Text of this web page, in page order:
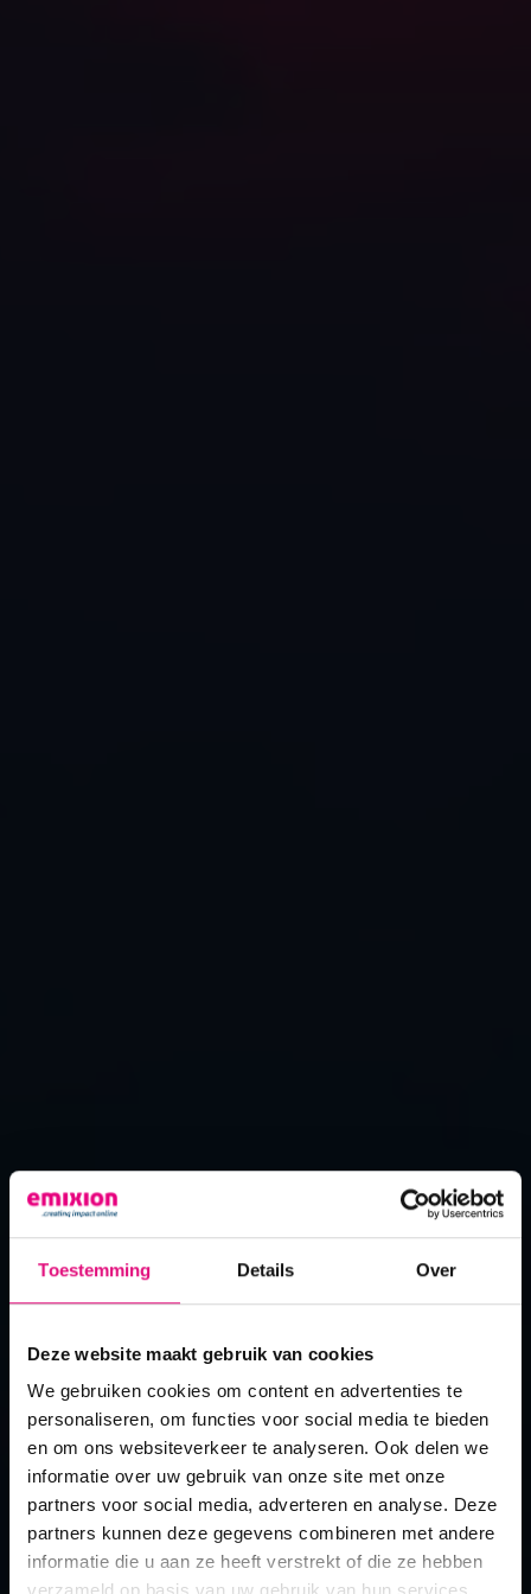
Toestemming Details Over
Deze website maakt gebruik van cookies
We gebruiken cookies om content en advertenties te
personaliseren, om functies voor social media te bieden
en om ons websiteverkeer te analyseren. Ook delen we
informatie over uw gebruik van onze site met onze
partners voor social media, adverteren en analyse. Deze
partners kunnen deze gegevens combineren met andere
informatie die u aan ze heeft verstrekt of die ze hebben
samen winnen we...
altijd
our mission
the crew
vacatures